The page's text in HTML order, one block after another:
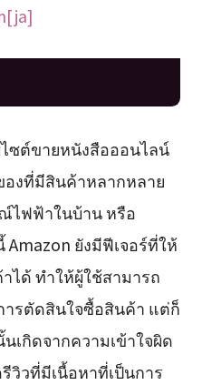
ไซต์ขายหนังสือออนไลน์
องที่มีสินค้าหลากหลาย
ไฟฟ้าในบ้าน หรือ
ยังมีฟีเจอร์ที่ให้
ได้ ทำให้ผู้ใช้สามารถ
ารตัดสินใจซื้อสินค้า แต่ก็
กิดจากความเข้าใจผิด
วิวที่มีเนื้อหาที่เป็นการ